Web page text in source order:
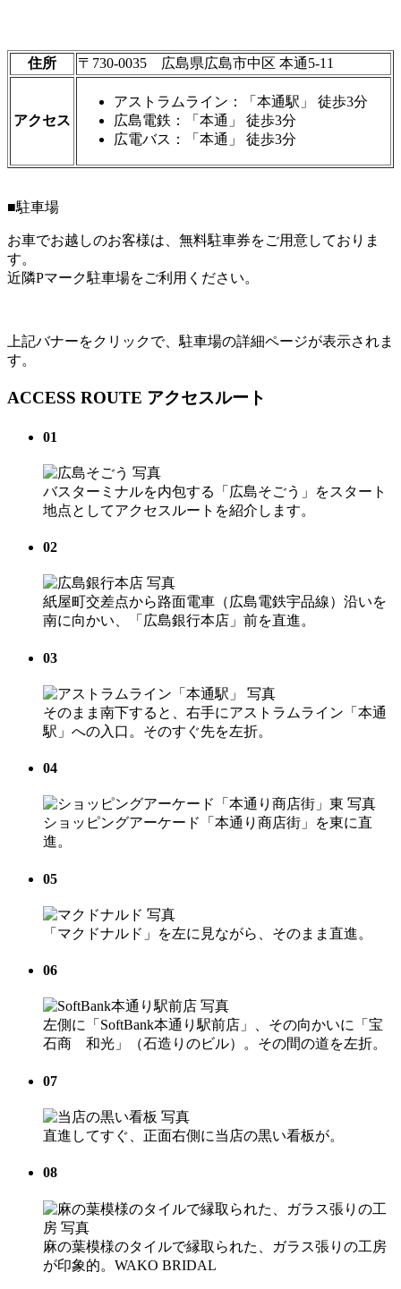
住所 〒730-0035 広島県広島市中区 本通5-11
アクセス
アストラムライン：「本通駅」 徒歩3分
広島電鉄：「本通」 徒歩3分
広電バス：「本通」 徒歩3分
■駐車場
お車でお越しのお客様は、無料駐車券をご用意しておりま
す。
近隣Pマーク駐車場をご利用ください。
上記バナーをクリックで、駐車場の詳細ページが表示されま
す。
ACCESS ROUTE アクセスルート
01
バスターミナルを内包する「広島そごう」をスタート
地点としてアクセスルートを紹介します。
02
紙屋町交差点から路面電車（広島電鉄宇品線）沿いを
南に向かい、「広島銀行本店」前を直進。
03
そのまま南下すると、右手にアストラムライン「本通
駅」への入口。そのすぐ先を左折。
04
ショッピングアーケード「本通り商店街」を東に直
進。
05
「マクドナルド」を左に見ながら、そのまま直進。
06
左側に「SoftBank本通り駅前店」、その向かいに「宝
石商 和光」（石造りのビル）。その間の道を左折。
07
直進してすぐ、正面右側に当店の黒い看板が。
08
麻の葉模様のタイルで縁取られた、ガラス張りの工房
が印象的。WAKO BRIDAL